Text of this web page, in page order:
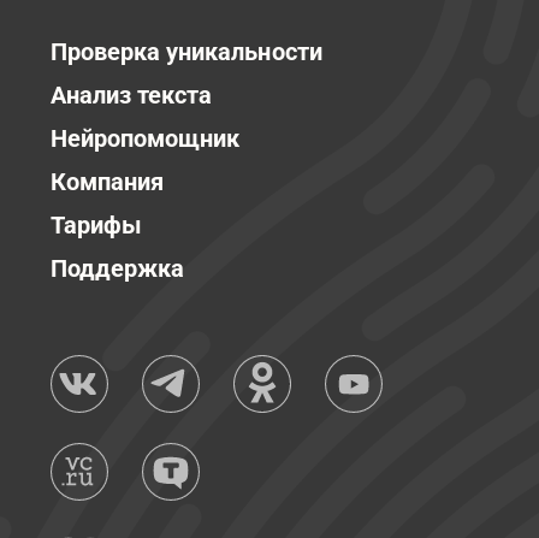
Проверка уникальности
Анализ текста
Нейропомощник
Компания
Тарифы
Поддержка